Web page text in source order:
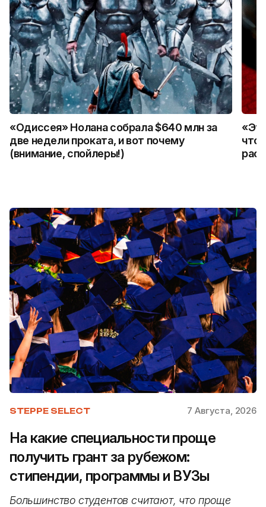
«Одиссея» Нолана собрала $640 млн за
две недели проката, и вот почему
(внимание, спойлеры!)
что
STEPPE SELECT 7 Августа, 2026
На какие специальности проще
получить грант за рубежом:
стипендии, программы и ВУЗы
Большинство студентов считают, что проще